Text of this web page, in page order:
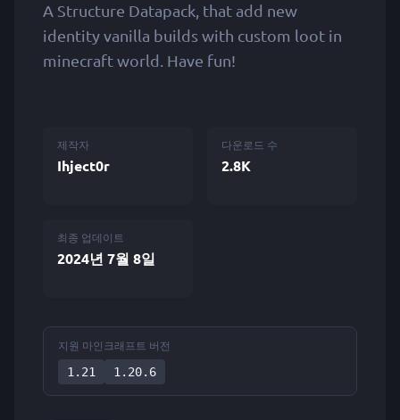
A Structure Datapack, that add new
identity vanilla builds with custom loot in
minecraft world. Have fun!
제작자
Ihject0r
다운로드 수
2.8K
최종 업데이트
2024년 7월 8일
지원 마인크래프트 버전
1.21
1.20.6